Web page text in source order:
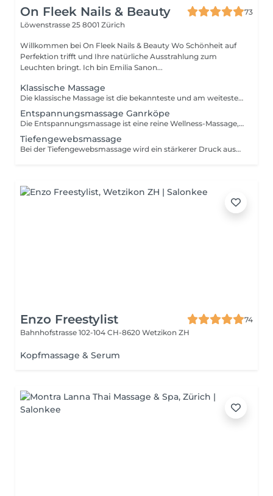
On Fleek Nails & Beauty
73
Löwenstrasse 25 8001 Zürich
Willkommen bei On Fleek Nails & Beauty Wo Schönheit auf
Perfektion trifft und Ihre natürliche Ausstrahlung zum
Leuchten bringt. Ich bin Emilia Sanon...
Klassische Massage
Die klassische Massage ist die bekannteste und am weitesten verbreitete Massageform. Die Technik wird angewandt zur Vorbeugung und Behandlung von physischen oder auch stressbedingten Beschwerden. Mit verschiedenen Massagegriffen wird der Körper in einen Zustand der Entspannung versetzt und du kannst dich vollkommen fallen lassen.
Entspannungsmassage Ganrköpe
Die Entspannungsmassage ist eine reine Wellness-Massage, die dazu dient sich eine Auszeit zu nehmen und einfach mal so richtig zu relaxen. Hier geht es nicht darum spezifische Probleme oder Schmerzen zu behandeln, sondern einfach die Augen zu schließen und sich in gemütlichem Ambiente bei einer sanften Massage zu entspannen.
Tiefengewebsmassage
Bei der Tiefengewebsmassage wird ein stärkerer Druck ausgeübt und den Muskelknoten oder Triggerpunkten mehr Aufmerksamkeit geschenkt. Wenn du bestimmte Körperregionen hast, die individuelle Aufmerksamkeit erfordern, kann eine therapeutische Massage dazu beitragen, Verspannungen zu lösen, die Beweglichkeit zu erhöhen und chronische Schmerzen zu lindern.
Enzo Freestylist
74
Bahnhofstrasse 102-104 CH-8620 Wetzikon ZH
Kopfmassage & Serum